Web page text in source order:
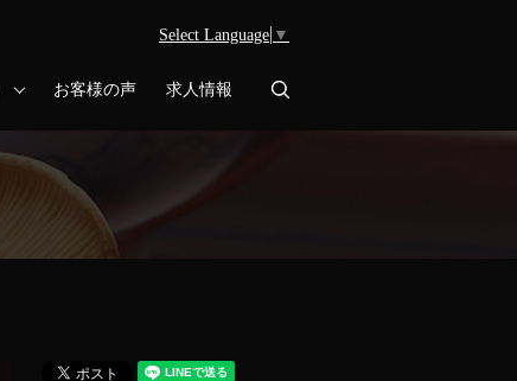
Select Language ▼
お客様の声 求人情報